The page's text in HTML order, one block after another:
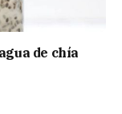
de chía